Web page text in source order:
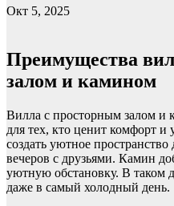
Окт 5, 2025
Преимущества
залом и камином
Вилла с просторным залом и
для тех, кто ценит комфорт и
создать уютное
вечеров с друзьями. Камин
уютную обстановку. В таком
даже в самый холодный день.